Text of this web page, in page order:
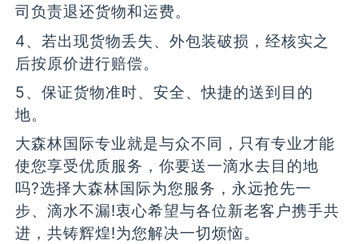
司负责退还货物和运费。
4、若出现货物丢失、外包装破损，经核实之
后按原价进行赔偿。
5、保证货物准时、安全、快捷的送到目的
地。
大森林国际专业就是与众不同，只有专业才能
使您享受优质服务，你要送一滴水去目的地
吗?选择大森林国际为您服务，永远抢先一
步、滴水不漏!衷心希望与各位新老客户携手共
进，共铸辉煌!为您解决一切烦恼。